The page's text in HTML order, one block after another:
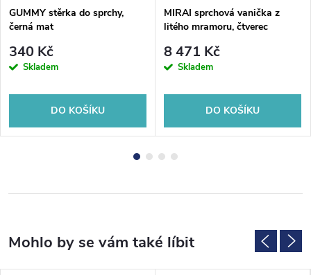
GUMMY stěrka do sprchy,
černá mat
340 Kč
Skladem
DO KOŠÍKU
MIRAI sprchová vanička z
litého mramoru, čtverec
8 471 Kč
Skladem
DO KOŠÍKU